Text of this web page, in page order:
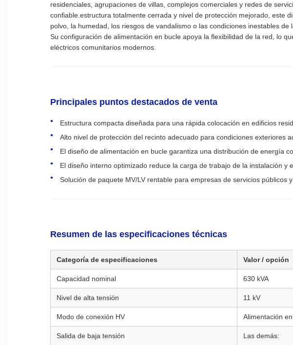
residenciales, agrupaciones de villas, complejos comerciales y redes de
confiable.estructura totalmente cerrada y nivel de protección mejorado, este
polvo, la humedad, los riesgos de vandalismo o las condiciones inestables de
Su configuración de alimentación en bucle apoya la flexibilidad de la red, lo
eléctricos comunitarios modernos.
Principales puntos destacados de venta
Estructura compacta diseñada para una rápida colocación en edificios
Alto nivel de protección del recinto adecuado para condiciones exteriores
El diseño de alimentación en bucle garantiza una distribución de energía
El diseño interno optimizado reduce la carga de trabajo de la instalación y
Solución de paquete MV/LV rentable para empresas de servicios públicos
Resumen de las especificaciones técnicas
Categoría de especificaciones Valor / opción
Capacidad nominal 630 kVA
Nivel de alta tensión 11 kV
Modo de conexión HV Alimentación
Salida de baja tensión Las demás: